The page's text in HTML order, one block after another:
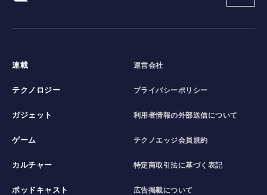
連載
テクノロジー
ガジェット
ゲーム
カルチャー
ポッドキャスト
運営会社
プライバシーポリシー
利用者情報の外部送信について
テクノエッジ会員規約
特定商取引法に基づく表記
広告掲載について